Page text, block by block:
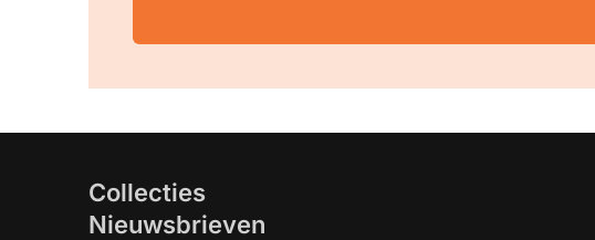
Collecties
Nieuwsbrieven